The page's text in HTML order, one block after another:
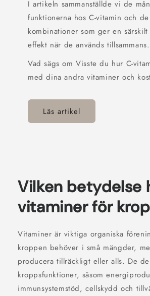
I artikeln sammanställde vi de
funktionerna hos C-vitamin och de
kombinationer som ger en
effekt när de används tillsammans.
Vad sägs om Visste du hur C-
med dina andra vitaminer och
Läs artikel
Vilken betydelse
vitaminer för
Vitaminer är viktiga organiska
kroppen behöver i små mängder,
producera tillräckligt eller alls. De
kroppsfunktioner, såsom
immunsystemstöd, cellskydd och